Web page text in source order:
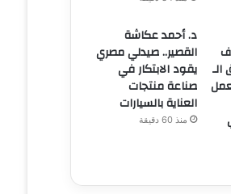
د. أحمد عكاشة
القصير.. صيدلي مصري
يقود الابتكار في
صناعة منتجات
العناية بالسيارات
منذ 60 دقيقة